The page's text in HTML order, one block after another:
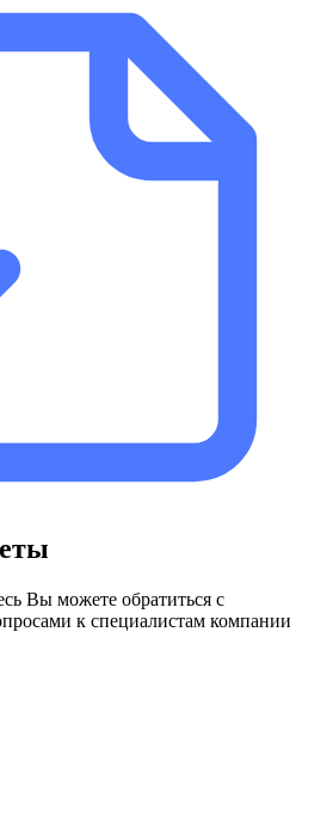
Вы можете обратиться с
к специалистам компании